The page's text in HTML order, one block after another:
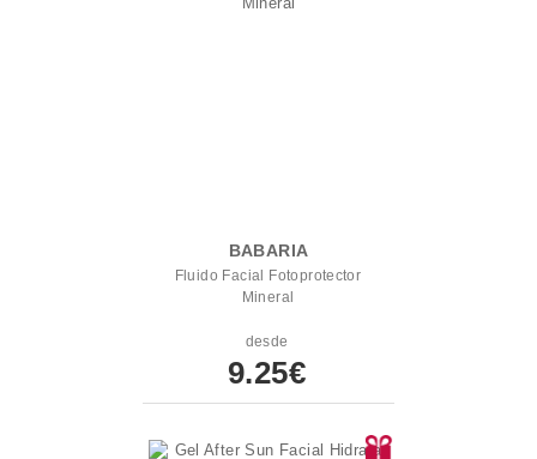
BABARIA
Fluido Facial Fotoprotector
Mineral
desde
9.25€